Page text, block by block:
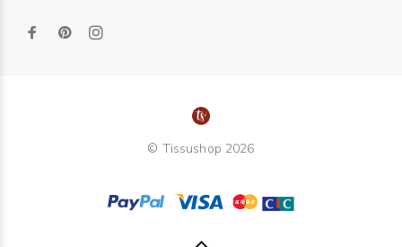
© Tissushop 2026